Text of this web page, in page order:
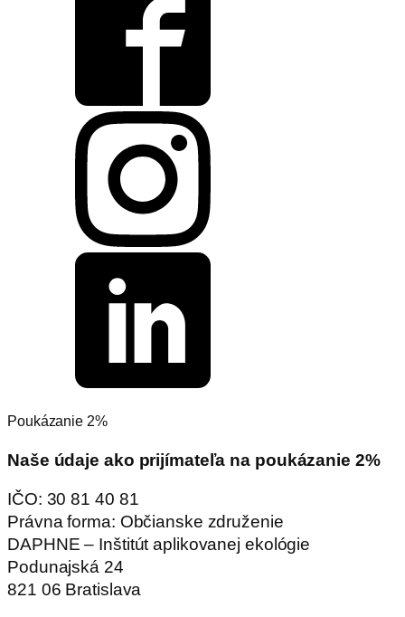
Poukázanie 2%
Naše údaje ako prijímateľa na poukázanie 2%
IČO: 30 81 40 81
Právna forma: Občianske združenie
DAPHNE – Inštitút aplikovanej ekológie
Podunajská 24
821 06 Bratislava